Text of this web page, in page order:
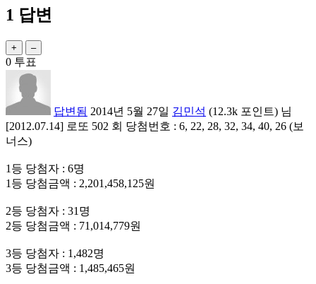
1 답변
0 투표
답변됨 2014년 5월 27일 김민석 (12.3k 포인트) 님
[2012.07.14] 로또 502 회 당첨번호 : 6, 22, 28, 32, 34, 40, 26 (보
너스)
1등 당첨자 : 6명
1등 당첨금액 : 2,201,458,125원
2등 당첨자 : 31명
2등 당첨금액 : 71,014,779원
3등 당첨자 : 1,482명
3등 당첨금액 : 1,485,465원